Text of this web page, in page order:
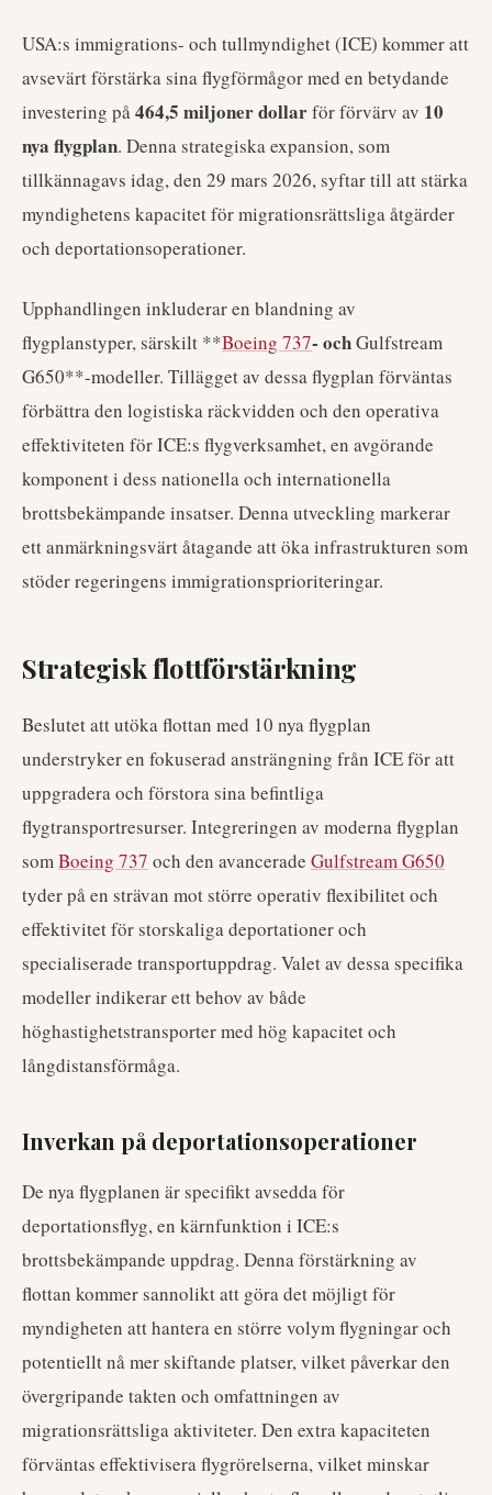
USA:s immigrations- och tullmyndighet (ICE) kommer att
avsevärt förstärka sina flygförmågor med en betydande
investering på464,5 miljoner dollarför förvärv av 10
nya flygplan. Denna strategiska expansion, som
tillkännagavs idag, den 29 mars 2026, syftar till att stärka
myndighetens kapacitet för migrationsrättsliga åtgärder
och deportationsoperationer.
Upphandlingen inkluderar en blandning av
flygplanstyper, särskilt **Boeing 737- ochGulfstream
G650**-modeller. Tillägget av dessa flygplan förväntas
förbättra den logistiska räckvidden och den operativa
effektiviteten för ICE:s flygverksamhet, en avgörande
komponent i dess nationella och internationella
brottsbekämpande insatser. Denna utveckling markerar
ett anmärkningsvärt åtagande att öka infrastrukturen som
stöder regeringens immigrationsprioriteringar.
Strategisk flottförstärkning
Beslutet att utöka flottan med 10 nya flygplan
understryker en fokuserad ansträngning från ICE för att
uppgradera och förstora sina befintliga
flygtransportresurser. Integreringen av moderna flygplan
somBoeing 737 och den avancerade Gulfstream G650
tyder på en strävan mot större operativ flexibilitet och
effektivitet för storskaliga deportationer och
specialiserade transportuppdrag. Valet av dessa specifika
modeller indikerar ett behov av både
höghastighetstransporter med hög kapacitet och
långdistansförmåga.
Inverkan på deportationsoperationer
De nya flygplanen är specifikt avsedda för
deportationsflyg, en kärnfunktion i ICE:s
brottsbekämpande uppdrag. Denna förstärkning av
flottan kommer sannolikt att göra det möjligt för
myndigheten att hantera en större volym flygningar och
potentiellt nå mer skiftande platser, vilket påverkar den
övergripande takten och omfattningen av
migrationsrättsliga aktiviteter. Den extra kapaciteten
förväntas effektivisera flygrörelserna, vilket minskar